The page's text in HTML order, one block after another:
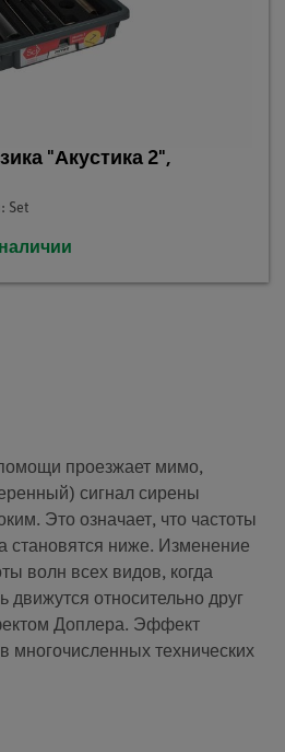
"Акустика 2",
Set
проезжает мимо,
сигнал сирены
Это означает, что частоты
становятся ниже. Изменение
волн всех видов, когда
движутся относительно друг
Доплера. Эффект
многочисленных технических